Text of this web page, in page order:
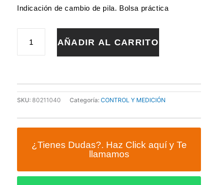
Indicación de cambio de pila. Bolsa práctica
MUÑECA
BEURER
cantidad
AÑADIR AL CARRITO
SKU: 80211040 Categoría: CONTROL Y MEDICIÓN
¿Tienes Dudas?. Haz Click aquí y Te
llamamos